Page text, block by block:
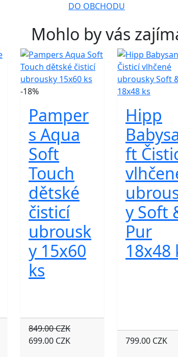
DO OBCHODU
Mohlo by vás
-18%
Pamper
s Aqua
Soft
Touch
dětské
čisticí
ubrousk
y 15x60
ks
849.00 CZK
699.00 CZK
Hipp
ft
y Soft
Pur
18x48
799.00 CZK